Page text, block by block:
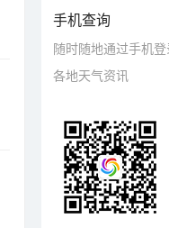
手机查询
随时随地通过手机
各地天气资讯